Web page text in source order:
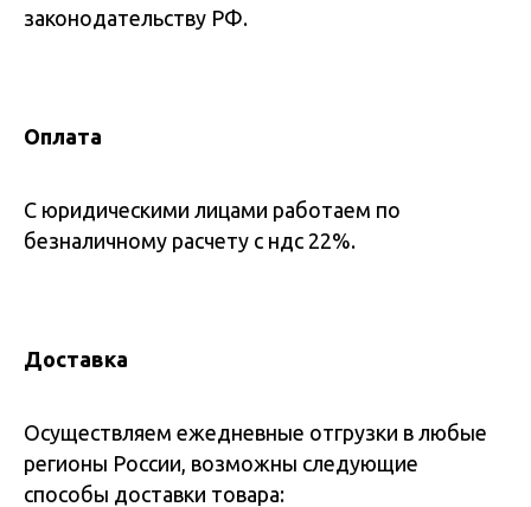
законодательству РФ.
Оплата
С юридическими лицами работаем по
безналичному расчету с ндс 22%.
Доставка
Осуществляем ежедневные отгрузки в любые
регионы России, возможны следующие
способы доставки товара: